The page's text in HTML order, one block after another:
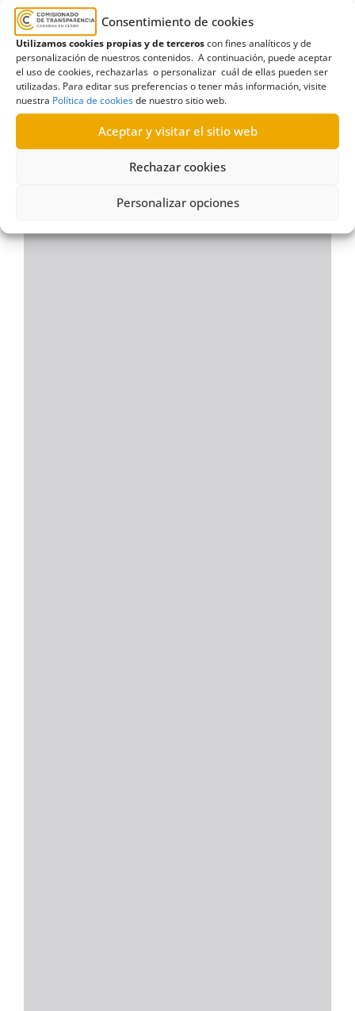
Consentimiento de cookies
Utilizamos cookies propias y de terceroscon fines analíticos y de
personalización de nuestros contenidos. A continuación, puede aceptar
el uso de cookies, rechazarlas o personalizar cuál de ellas pueden ser
utilizadas. Para editar sus preferencias o tener más información, visite
nuestra Política de cookiesde nuestro sitio web.
Aceptar y visitar el sitio web
Rechazar cookies
Personalizar opciones
requerir al mismo para que realice la entrega al
reclamante de la documentación señalada.
Ver documento pdf en pantalla completa